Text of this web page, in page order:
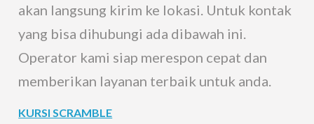
akan langsung kirim ke lokasi. Untuk kontak
yang bisa dihubungi ada dibawah ini.
Operator kami siap merespon cepat dan
memberikan layanan terbaik untuk anda.
KURSI SCRAMBLE